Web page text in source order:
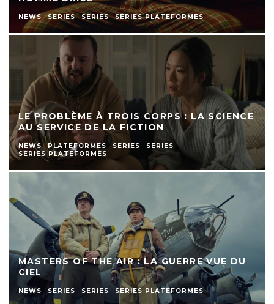
NEWS SERIES SERIES SERIES PLATEFORMES
LE PROBLÈME À TROIS CORPS : LA SCIENCE
AU SERVICE DE LA FICTION
NEWS PLATEFORMES SERIES
SERIES
SERIES PLATEFORMES
MASTERS OF THE AIR : LA GUERRE VUE DU
CIEL
NEWS SERIES SERIES SERIES PLATEFORMES